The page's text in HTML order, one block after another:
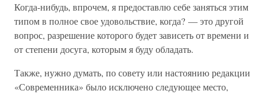
Когда-нибудь, впрочем, я предоставлю себе заняться этим
типом в полное свое удовольствие, когда? — это другой
вопрос, разрешение которого будет зависеть от времени и
от степени досуга, которым я буду обладать.
Также, нужно думать, по совету или настоянию редакции
«Современника» было исключено следующее место,